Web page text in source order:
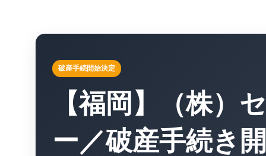
破産手続開始決定
【福岡】（株）
ー／破産手続き